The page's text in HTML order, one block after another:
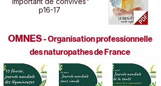
p16-17
OMNES -Organisation professionnelle
des naturopathes de France